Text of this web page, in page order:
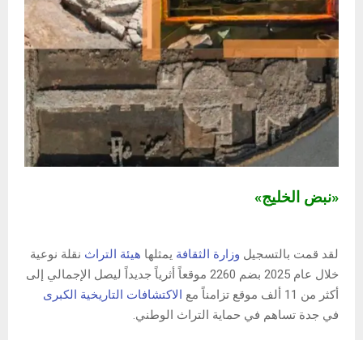
«نبض الخليج»
لقد قمت بالتسجيل وزارة الثقافة يمثلها هيئة التراث نقلة نوعية
خلال عام 2025 بضم 2260 موقعاً أثرياً جديداً ليصل الإجمالي إلى
أكثر من 11 ألف موقع تزامناً مع
الاكتشافات التاريخية الكبرى
في جدة تساهم في حماية التراث الوطني.